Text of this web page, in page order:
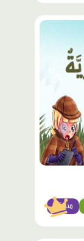
متوسّط